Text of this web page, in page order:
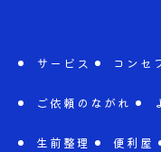
サービス コンセ
ご依頼のながれ
生前整理 便利屋